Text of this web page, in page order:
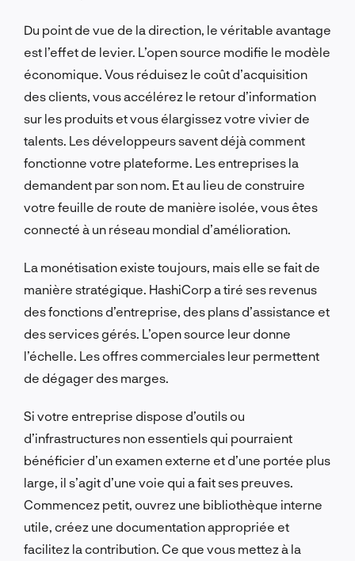
Du point de vue de la direction, le véritable avantage
est l’effet de levier. L’open source modifie le modèle
économique. Vous réduisez le coût d’acquisition
des clients, vous accélérez le retour d’information
sur les produits et vous élargissez votre vivier de
talents. Les développeurs savent déjà comment
fonctionne votre plateforme. Les entreprises la
demandent par son nom. Et au lieu de construire
votre feuille de route de manière isolée, vous êtes
connecté à un réseau mondial d’amélioration.
La monétisation existe toujours, mais elle se fait de
manière stratégique. HashiCorp a tiré ses revenus
des fonctions d’entreprise, des plans d’assistance et
des services gérés. L’open source leur donne
l’échelle. Les offres commerciales leur permettent
de dégager des marges.
Si votre entreprise dispose d’outils ou
d’infrastructures non essentiels qui pourraient
bénéficier d’un examen externe et d’une portée plus
large, il s’agit d’une voie qui a fait ses preuves.
Commencez petit, ouvrez une bibliothèque interne
utile, créez une documentation appropriée et
facilitez la contribution. Ce que vous mettez à la